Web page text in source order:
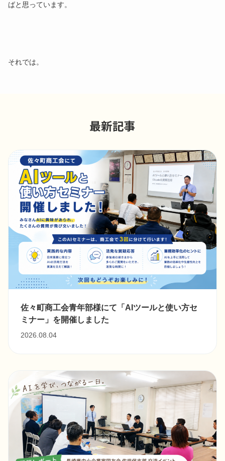
ばと思っています。
それでは。
最新記事
佐々町商工会青年部様にて「AIツールと使い方セ
ミナー」を開催しました
2026.08.04